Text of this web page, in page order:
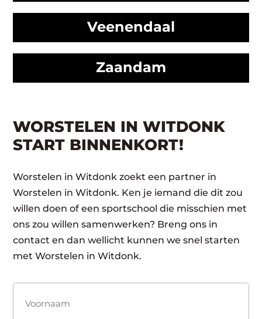
Veenendaal
Zaandam
WORSTELEN IN WITDONK
START BINNENKORT!
Worstelen in Witdonk zoekt een partner in
Worstelen in Witdonk. Ken je iemand die dit zou
willen doen of een sportschool die misschien met
ons zou willen samenwerken? Breng ons in
contact en dan wellicht kunnen we snel starten
met Worstelen in Witdonk.
(Vereist)